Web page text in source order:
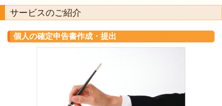
サービスのご紹介
個人の確定申告書作成・提出